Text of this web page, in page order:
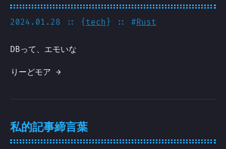
2024.01.28 :: { tech } :: #Rust
DBって、エモいな
りーどモア →
私的記事締言葉